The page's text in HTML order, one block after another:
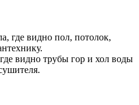
где видно пол, потолок,
видно трубы гор и хол воды